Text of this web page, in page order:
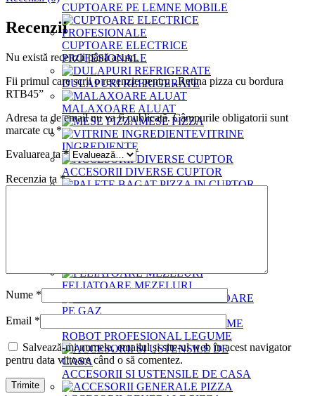
CUPTOARE PE LEMNE MOBILE
CUPTOARE ELECTRICE
PROFESIONALE
DULAPURI REFRIGERATE
MALAXOARE ALUAT
MESE PIZZA
VITRINE
INGREDIENTE
ACCESORII DIVERSE CUPTOR
FELIATOARE MEZELURI
ARZATOARE
PE GAZ
ROBOT PROFESIONAL LEGUME
ACCESORII SI USTENSILE DE CASA
Recenzii
Nu există recenzii până acum.
Fii primul care scrii o recenzie pentru „Retina pizza cu bordura
RTB45”
Adresa ta de email nu va fi publicată. Câmpurile obligatorii sunt
marcate cu *
Evaluarea ta*
Recenzia ta *
Nume *
Email *
Salvează-mi numele, emailul și site-ul web în acest navigator
pentru data viitoare când o să comentez.